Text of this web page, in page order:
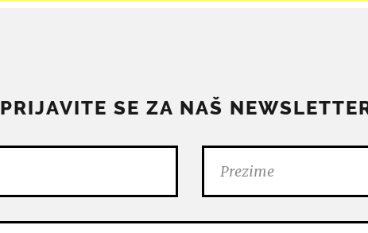
PRIJAVITE SE ZA NAŠ